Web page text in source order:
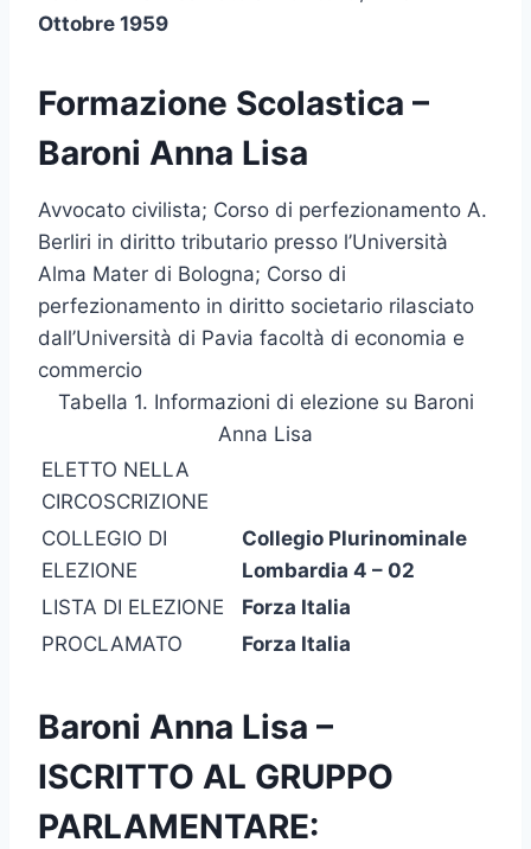
Ottobre 1959
Formazione Scolastica –
Baroni Anna Lisa
Avvocato civilista; Corso di perfezionamento A.
Berliri in diritto tributario presso l’Università
Alma Mater di Bologna; Corso di
perfezionamento in diritto societario rilasciato
dall’Università di Pavia facoltà di economia e
commercio
Tabella 1. Informazioni di elezione su Baroni
Anna Lisa
ELETTO NELLA
CIRCOSCRIZIONE
COLLEGIO DI
ELEZIONE
Collegio Plurinominale
Lombardia 4 – 02
LISTA DI ELEZIONE
Forza Italia
PROCLAMATO
Forza Italia
Baroni Anna Lisa –
ISCRITTO AL GRUPPO
PARLAMENTARE: